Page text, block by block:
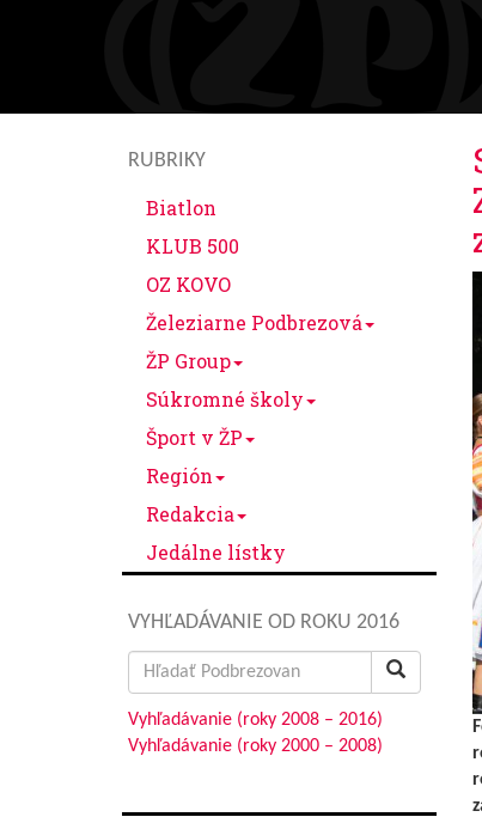
RUBRIKY
Biatlon
KLUB 500
OZ KOVO
Železiarne Podbrezová
ŽP Group
Súkromné školy
Šport v ŽP
Región
Redakcia
Jedálne lístky
VYHĽADÁVANIE OD ROKU 2016
Search
for:
Vyhľadávanie (roky 2008 – 2016)
Vyhľadávanie (roky 2000 – 2008)